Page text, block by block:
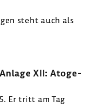
steht auch als
XII: Atoge­
Er tritt am Tag